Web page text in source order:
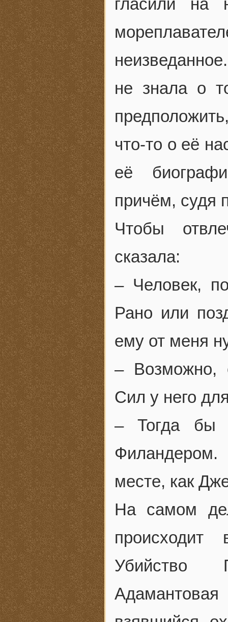
гласили на
не знала о
что-то о её
её
причём, судя
Чтобы
сказала:
– Человек,
Рано или
ему от меня
– Возможно,
Сил у него
– Тогда бы
месте, как
На самом
Убийство